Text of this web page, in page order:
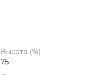
Высота (%)
75